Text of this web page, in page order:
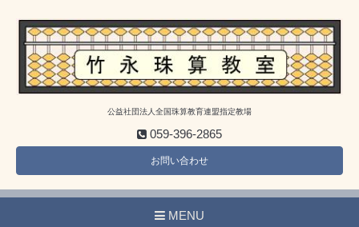
公益社団法人全国珠算教育連盟指定教場
059-396-2865
お問い合わせ
MENU